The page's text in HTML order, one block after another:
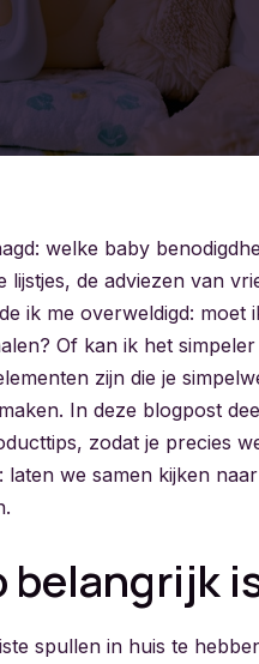
welke baby
de adviezen van
ik me overweldigd: moet
Of kan ik het
zijn die je
In deze blogpost
zodat je precies
laten we samen kijken
belangrijk
spullen in huis te